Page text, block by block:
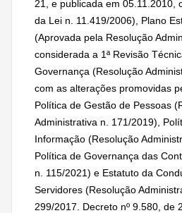
21, e publicada em 05.11.2010,
da Lei n. 11.419/2006), Plano
(Aprovada pela Resolução
considerada a 1ª Revisão
Governança (Resolução
com as alterações promovidas
Política de Gestão de Pessoas
Administrativa n. 171/2019),
Informação (Resolução
Política de Governança das
n. 115/2021) e Estatuto da
Servidores (Resolução
299/2017. Decreto nº 9.580, de